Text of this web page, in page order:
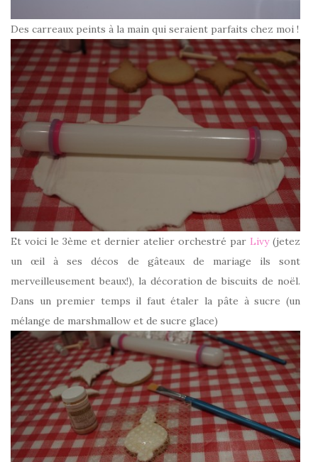
Des carreaux peints à la main qui seraient parfaits chez moi !
Et voici le 3ème et dernier atelier orchestré par Livy(jetez
un œil à ses décos de gâteaux de mariage ils sont
merveilleusement beaux!), la décoration de biscuits de noël.
Dans un premier temps il faut étaler la pâte à sucre (un
mélange de marshmallow et de sucre glace)